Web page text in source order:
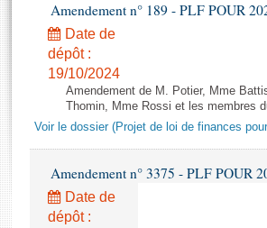
Propositions de loi
Amendements
Textes adoptés
Rapports d'information
Rapports d'enquête
Rapports législatifs
Rapports sur l'application des lois
Baromètre de l’application des lois
Histoire
Juniors
Anciennes législatures
Liens vers les sites publics
Photos libres de droit
Amendement n° 189 - PLF POUR
Date de
dépôt :
19/10/2024
Amendement de M. Potier, Mme
Thomin, Mme Rossi et les membres
Voir le dossier (Projet de loi de finances
Amendement n° 3375 - PLF POUR
Date de
dépôt :